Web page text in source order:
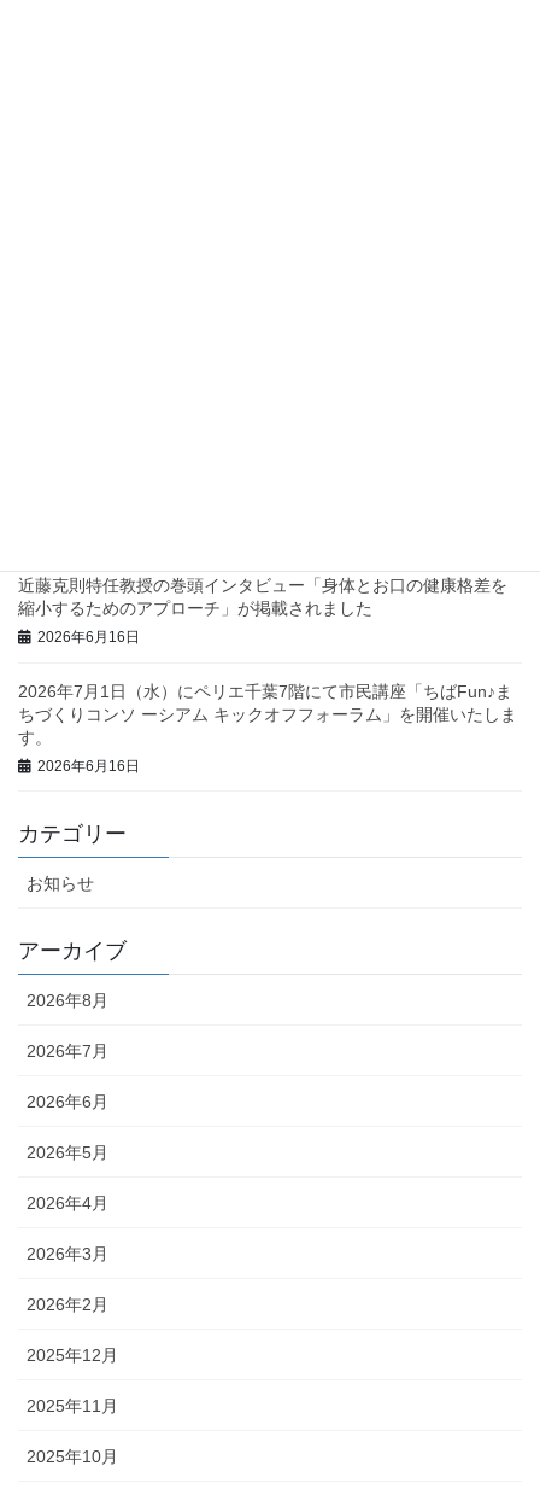
近藤克則特任教授の巻頭インタビュー「身体とお口の健康格差を
縮小するためのアプローチ」が掲載されました
2026年6月16日
2026年7月1日（水）にペリエ千葉7階にて市民講座「ちばFun♪ま
ちづくりコンソ ーシアム キックオフフォーラム」を開催いたしま
す。
2026年6月16日
カテゴリー
お知らせ
アーカイブ
2026年8月
2026年7月
2026年6月
2026年5月
2026年4月
2026年3月
2026年2月
2025年12月
2025年11月
2025年10月